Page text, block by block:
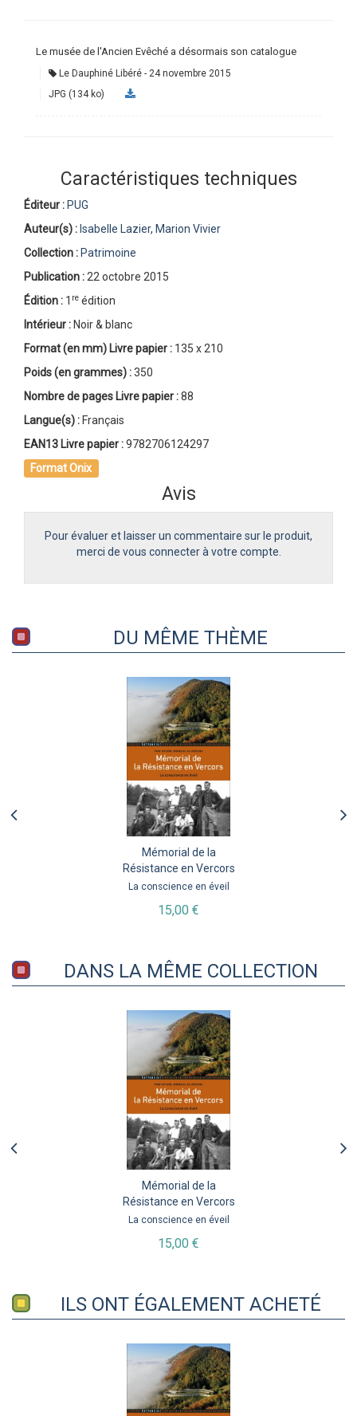
Le musée de l'Ancien Evêché a désormais son catalogue
Le Dauphiné Libéré
24 novembre 2015
JPG (134 ko)
Caractéristiques techniques
Éditeur : PUG
Auteur(s) : Isabelle Lazier, Marion Vivier
Collection : Patrimoine
Publication : 22 octobre 2015
Édition : 1 re édition
Intérieur : Noir & blanc
Format (en mm) Livre papier : 135 x 210
Poids (en grammes) :350
Nombre de pages Livre papier :88
Langue(s) : Français
EAN13 Livre papier :9782706124297
Format Onix
Avis
Pour évaluer et laisser un commentaire sur le produit,
merci de vous connecter à votre compte.
DU MÊME THÈME
Mémorial de la
Résistance en Vercors
La conscience en éveil
15,00 €
DANS LA MÊME COLLECTION
Mémorial de la
Résistance en Vercors
La conscience en éveil
15,00 €
ILS ONT ÉGALEMENT ACHETÉ